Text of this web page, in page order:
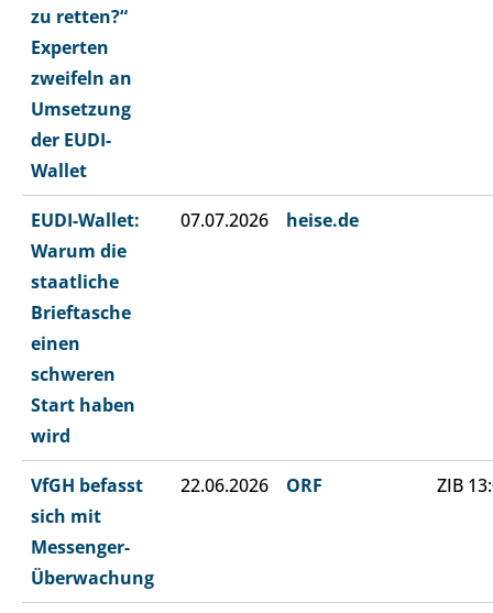
zu retten?“
Experten
zweifeln an
Umsetzung
der EUDI-
Wallet
EUDI-Wallet:
Warum die
staatliche
Brieftasche
einen
schweren
Start haben
wird
07.07.2026 heise.de
VfGH befasst
sich mit
Messenger-
Überwachung
22.06.2026 ORF ZIB